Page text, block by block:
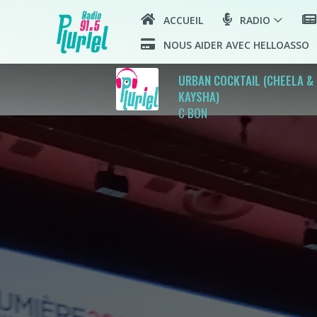
ACCUEIL RADIO
NOUS AIDER AVEC HELLOASSO
URBAN COCKTAIL (CHEELA &
KAYSHA)
C BON